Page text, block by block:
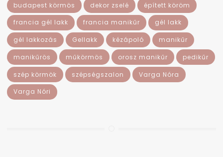
budapest körmös dekor zselé épített köröm
francia gél lakk francia manikűr gél lakk
gél lakkozás Gellakk kézápoló manikűr
manikűrös műkörmös orosz manikűr pedikűr
szép körmök szépségszalon Varga Nóra
Varga Nóri